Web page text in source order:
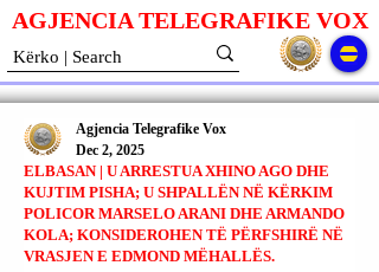
AGJENCIA TELEGRAFIKE VOX
ELBASAN | U ARRESTUA XHINO AGO DHE
KUJTIM PISHA; U SHPALLËN NË KËRKIM
POLICOR MARSELO ARANI DHE ARMANDO
KOLA; KONSIDEROHEN TË PËRFSHIRË NË
VRASJEN E EDMOND MËHALLËS.
Agjencia Telegrafike Vox
Dec 2, 2025